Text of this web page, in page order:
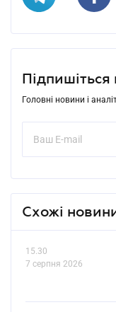
Головні новини і
Схожі
15.30
7 серпня 2026